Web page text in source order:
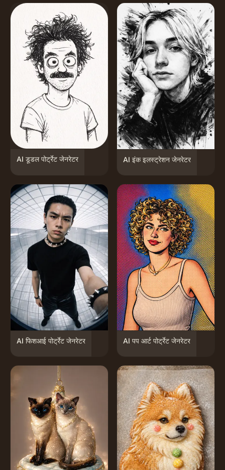
AI डूडल पोर्ट्रेट जेनरेटर AI इंक इलस्ट्रेशन जेनरेटर
AI फिशआई पोर्ट्रेट जेनरेटर AI पप आर्ट पोर्ट्रेट जेनरेटर